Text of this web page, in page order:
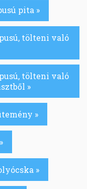
pita »
tölteni való
tölteni való
»
»
»